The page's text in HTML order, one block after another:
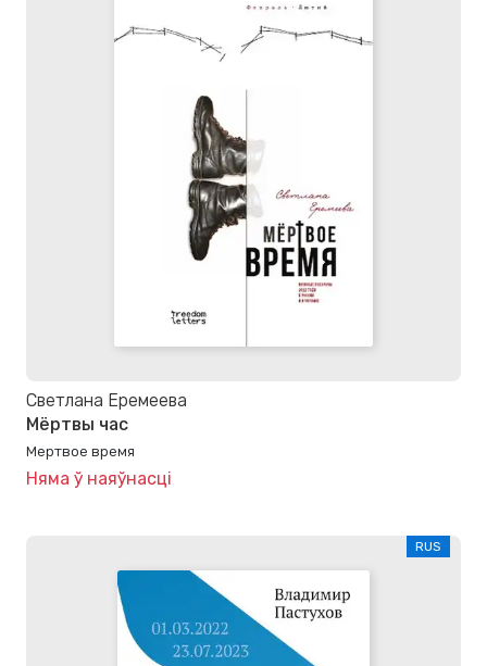
Светлана Еремеева
Мёртвы час
Мертвое время
Няма ў наяўнасці
RUS